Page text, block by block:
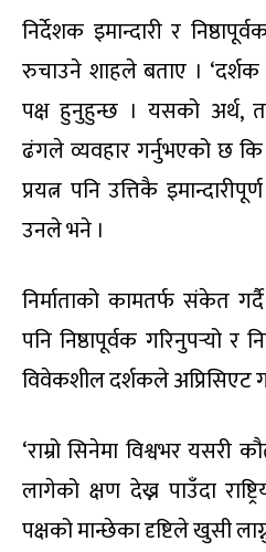
निर्देशक इमान्दारी र
रुचाउने शाहले बताए । ‘दर्शक
पक्ष हुनुहुन्छ । यसको अर्थ,
ढंगले व्यवहार गर्नुभएको छ
प्रयत्न पनि उत्तिकै
उनले भने ।
निर्माताको कामतर्फ संकेत
पनि निष्ठापूर्वक गरिनुपर्‍यो र
विवेकशील दर्शकले अप्रिसिएट
‘राम्रो सिनेमा विश्वभर
लागेको क्षण देख्न पाउँदा
पक्षको मान्छेका दृष्टिले खुसी